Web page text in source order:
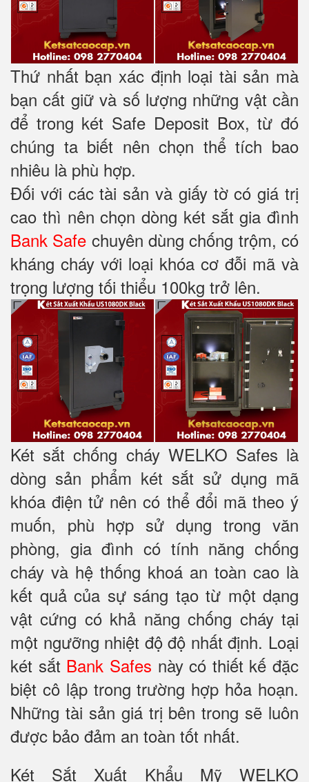
Thứ nhất bạn xác định loại tài sản mà
bạn cất giữ và số lượng những vật cần
để trong két Safe Deposit Box, từ đó
chúng ta biết nên chọn thể tích bao
nhiêu là phù hợp.
Đối với các tài sản và giấy tờ có giá trị
cao thì nên chọn dòng két sắt gia đình
Bank Safe chuyên dùng chống trộm, có
kháng cháy với loại khóa cơ đỗi mã và
trọng lượng tối thiểu 100kg trở lên.
Két sắt chống cháy WELKO Safes là
dòng sản phẩm két sắt sử dụng mã
khóa điện tử nên có thể đổi mã theo ý
muốn, phù hợp sử dụng trong văn
phòng, gia đình có tính năng chống
cháy và hệ thống khoá an toàn cao là
kết quả của sự sáng tạo từ một dạng
vật cứng có khả năng chống cháy tại
một ngưỡng nhiệt độ độ nhất định. Loại
két sắt Bank Safes này có thiết kế đặc
biệt cô lập trong trường hợp hỏa hoạn.
Những tài sản giá trị bên trong sẽ luôn
được bảo đảm an toàn tốt nhất.
Két Sắt Xuất Khẩu Mỹ WELKO